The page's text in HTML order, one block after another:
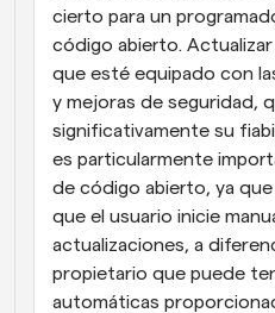
cierto para un
código abierto.
que esté equipado con
y mejoras de seguridad,
significativamente su
es particularmente
de código abierto, ya
que el usuario inicie
actualizaciones, a
propietario que puede
automáticas